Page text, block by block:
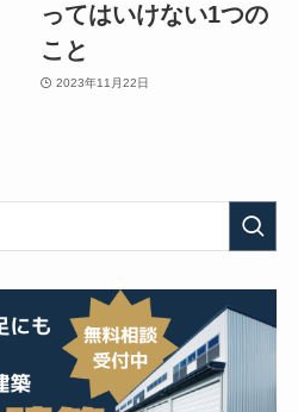
ってはいけない1つの
こと
2023年11月22日